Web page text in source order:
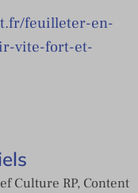
feuilleter-en-
vite-fort-et-
Culture RP, Content